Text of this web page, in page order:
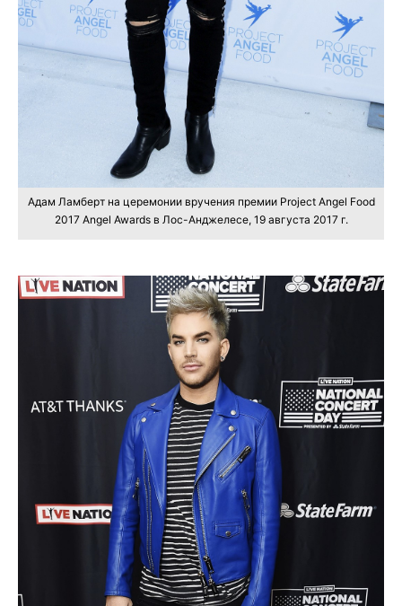
Адам Ламберт на церемонии вручения премии Project Angel Food
2017 Angel Awards в Лос-Анджелесе, 19 августа 2017 г.